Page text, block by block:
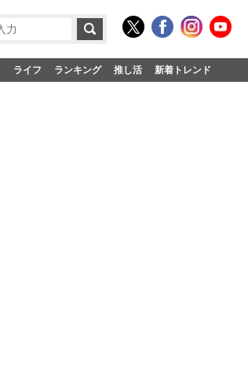
ライフ ランキング 推し活 新着トレンド